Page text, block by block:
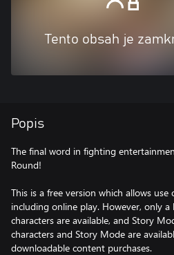
Tento obsah je
Popis
The final word in fighting
Round!
This is a free version which allows
including online play. However, only
characters are available, and Story
characters and Story Mode are
downloadable content purchases.